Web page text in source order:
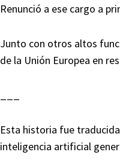
Renunció a ese cargo a
Junto con otros altos
de la Unión Europea en
Esta historia fue
inteligencia artificial